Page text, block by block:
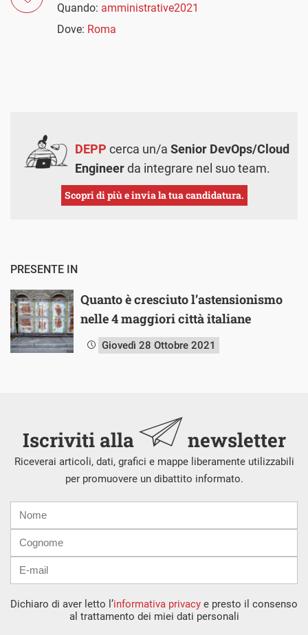
Quando: amministrative2021
Dove: Roma
DEPP cerca un/a Senior DevOps/Cloud
Engineerda integrare nel suo team.
Scopri di più e invia la tua candidatura.
PRESENTE IN
Quanto è cresciuto l’astensionismo
nelle 4 maggiori città italiane
Giovedì 28 Ottobre 2021
Iscriviti alla newsletter
Riceverai articoli, dati, grafici e mappe liberamente utilizzabili
per promuovere un dibattito informato.
mail
Dichiaro di aver letto l’informativa privacy e presto il consenso
al trattamento dei miei dati personali